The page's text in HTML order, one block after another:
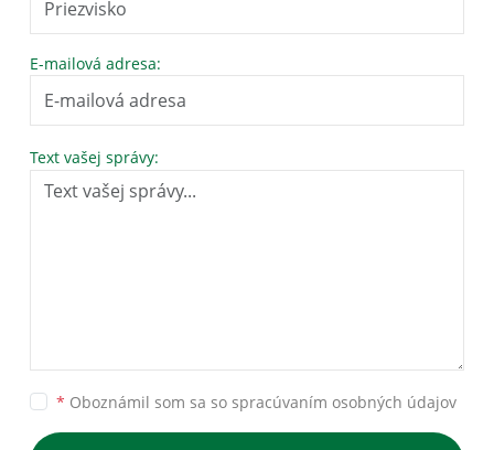
E-mailová adresa:
Text vašej správy:
* Oboznámil som sa so spracúvaním osobných údajov